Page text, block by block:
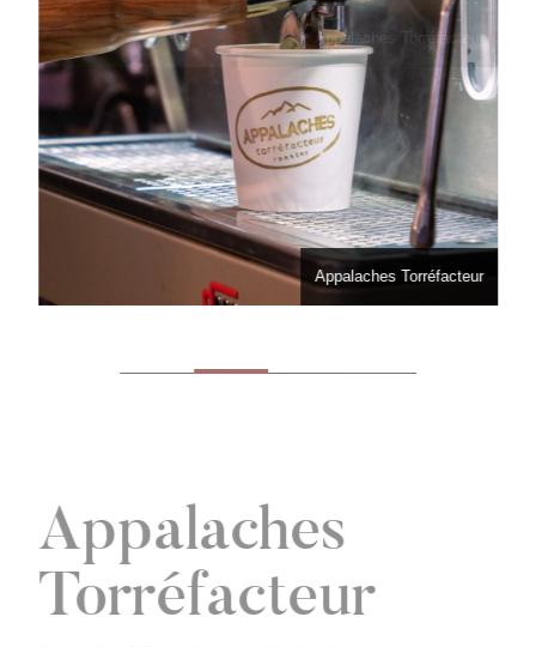
Appalaches Torréfacteur
Appalaches
Torréfacteur